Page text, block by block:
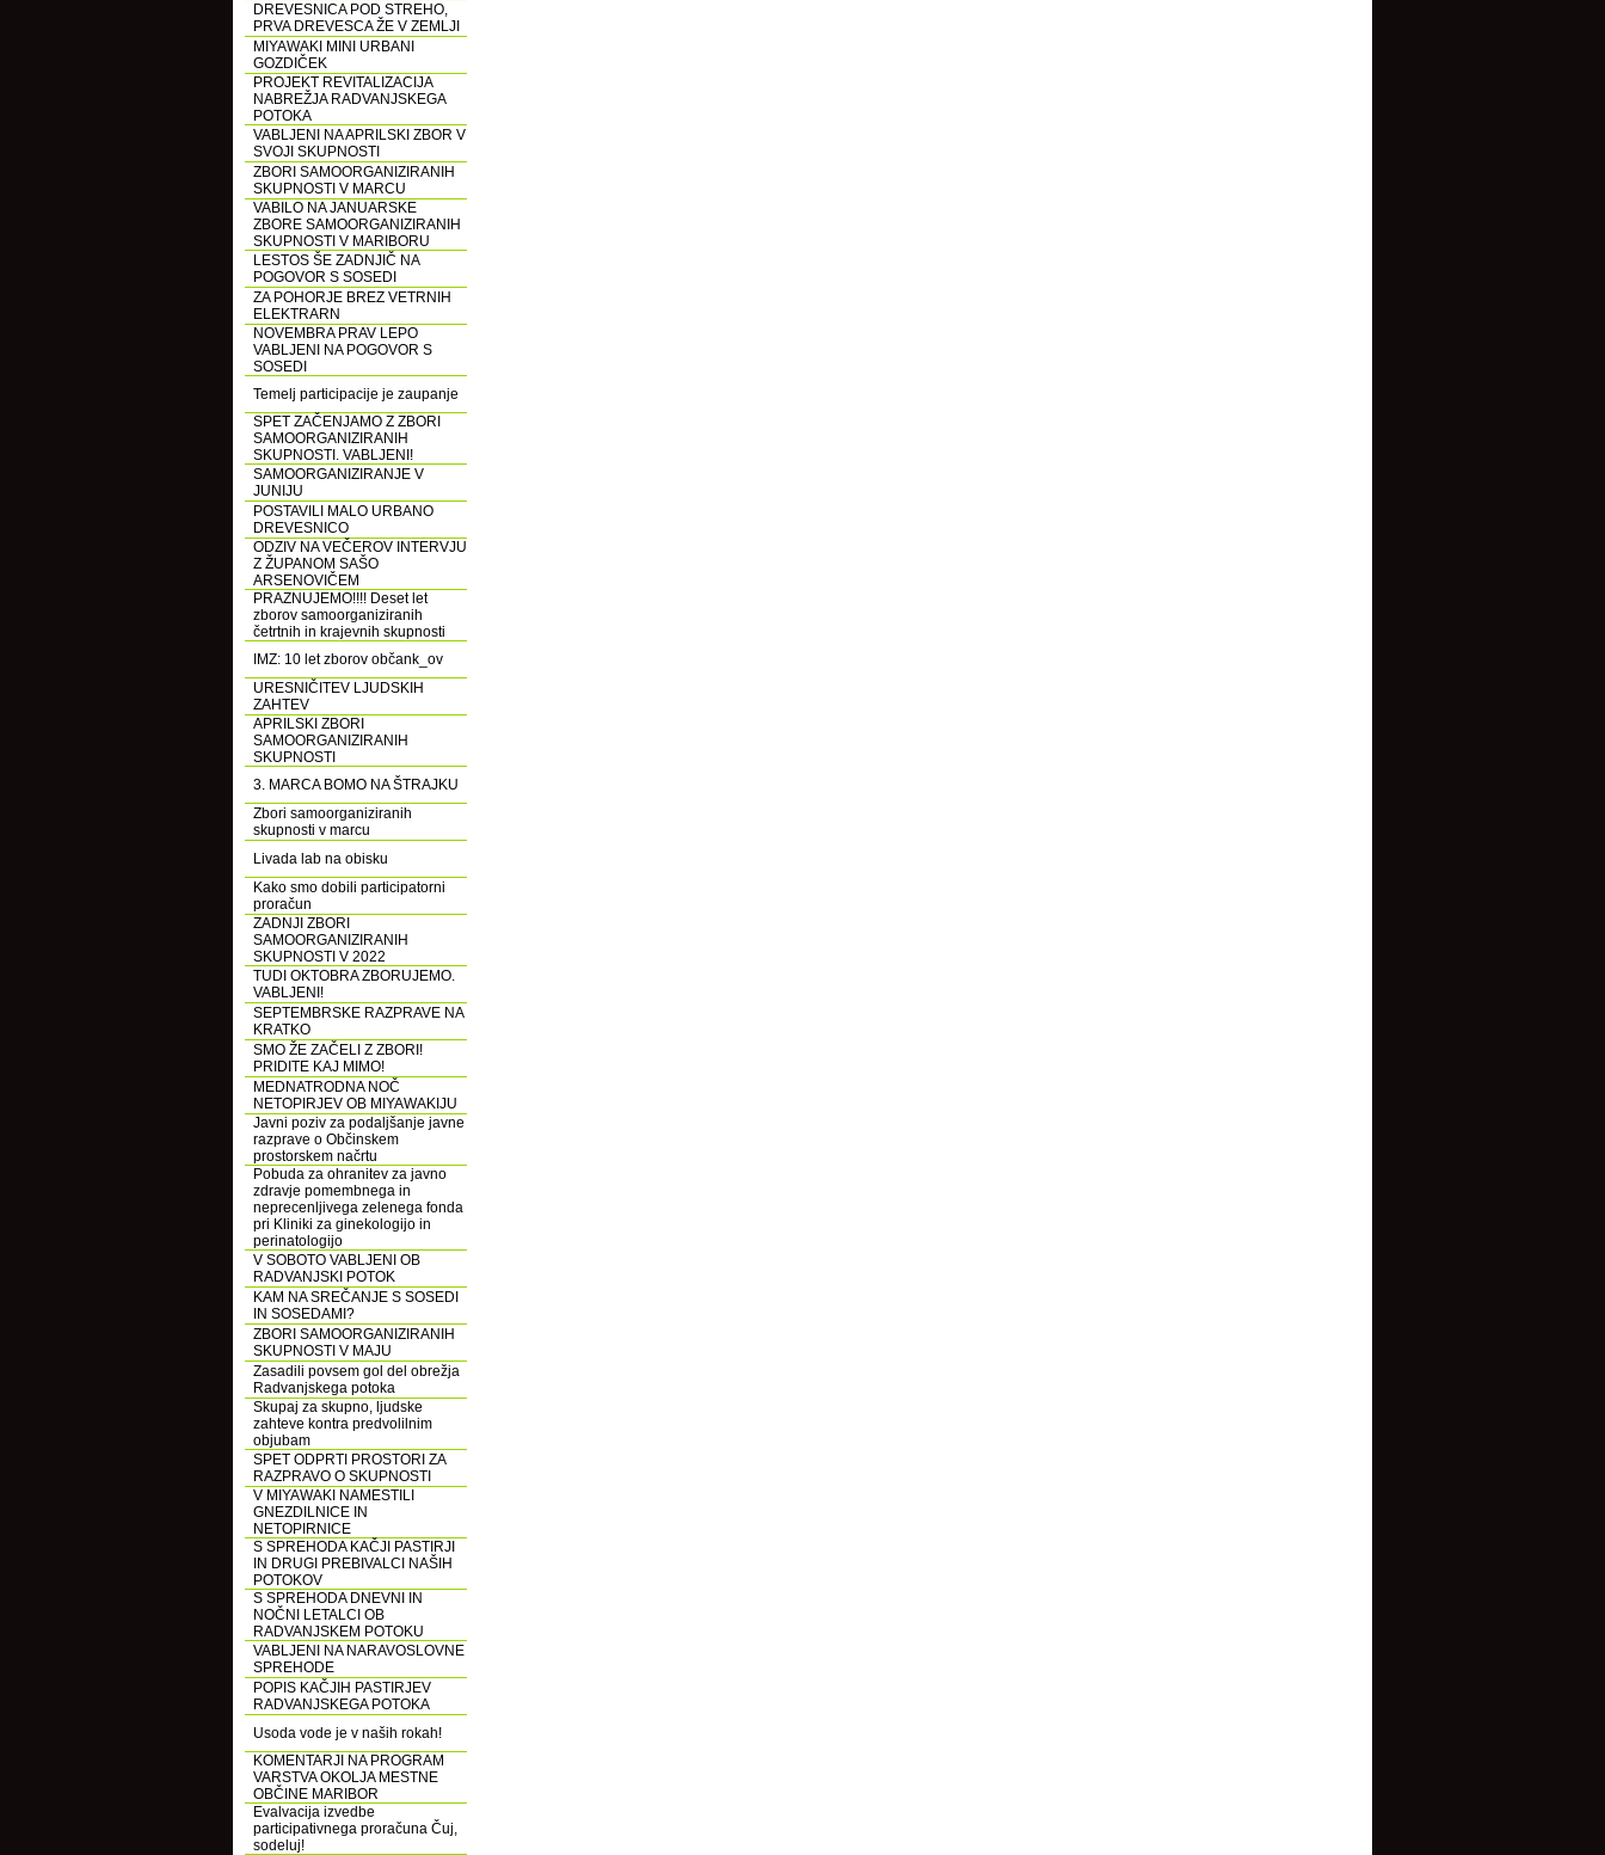
DREVESNICA POD STREHO,
PRVA DREVESCA ŽE V ZEMLJI
MIYAWAKI MINI URBANI
GOZDIČEK
PROJEKT REVITALIZACIJA
NABREŽJA RADVANJSKEGA
POTOKA
VABLJENI NA APRILSKI ZBOR V
SVOJI SKUPNOSTI
ZBORI SAMOORGANIZIRANIH
SKUPNOSTI V MARCU
VABILO NA JANUARSKE
ZBORE SAMOORGANIZIRANIH
SKUPNOSTI V MARIBORU
LESTOS ŠE ZADNJIČ NA
POGOVOR S SOSEDI
ZA POHORJE BREZ VETRNIH
ELEKTRARN
NOVEMBRA PRAV LEPO
VABLJENI NA POGOVOR S
SOSEDI
Temelj participacije je zaupanje
SPET ZAČENJAMO Z ZBORI
SAMOORGANIZIRANIH
SKUPNOSTI. VABLJENI!
SAMOORGANIZIRANJE V
JUNIJU
POSTAVILI MALO URBANO
DREVESNICO
ODZIV NA VEČEROV INTERVJU
Z ŽUPANOM SAŠO
ARSENOVIČEM
PRAZNUJEMO!!!! Deset let
zborov samoorganiziranih
četrtnih in krajevnih skupnosti
IMZ: 10 let zborov občank_ov
URESNIČITEV LJUDSKIH
ZAHTEV
APRILSKI ZBORI
SAMOORGANIZIRANIH
SKUPNOSTI
3. MARCA BOMO NA ŠTRAJKU
Zbori samoorganiziranih
skupnosti v marcu
Livada lab na obisku
Kako smo dobili participatorni
proračun
ZADNJI ZBORI
SAMOORGANIZIRANIH
SKUPNOSTI V 2022
TUDI OKTOBRA ZBORUJEMO.
VABLJENI!
SEPTEMBRSKE RAZPRAVE NA
KRATKO
SMO ŽE ZAČELI Z ZBORI!
PRIDITE KAJ MIMO!
MEDNATRODNA NOČ
NETOPIRJEV OB MIYAWAKIJU
Javni poziv za podaljšanje javne
razprave o Občinskem
prostorskem načrtu
Pobuda za ohranitev za javno
zdravje pomembnega in
neprecenljivega zelenega fonda
pri Kliniki za ginekologijo in
perinatologijo
V SOBOTO VABLJENI OB
RADVANJSKI POTOK
KAM NA SREČANJE S SOSEDI
IN SOSEDAMI?
ZBORI SAMOORGANIZIRANIH
SKUPNOSTI V MAJU
Zasadili povsem gol del obrežja
Radvanjskega potoka
Skupaj za skupno, ljudske
zahteve kontra predvolilnim
objubam
SPET ODPRTI PROSTORI ZA
RAZPRAVO O SKUPNOSTI
V MIYAWAKI NAMESTILI
GNEZDILNICE IN
NETOPIRNICE
S SPREHODA KAČJI PASTIRJI
IN DRUGI PREBIVALCI NAŠIH
POTOKOV
S SPREHODA DNEVNI IN
NOČNI LETALCI OB
RADVANJSKEM POTOKU
VABLJENI NA NARAVOSLOVNE
SPREHODE
POPIS KAČJIH PASTIRJEV
RADVANJSKEGA POTOKA
Usoda vode je v naših rokah!
KOMENTARJI NA PROGRAM
VARSTVA OKOLJA MESTNE
OBČINE MARIBOR
Evalvacija izvedbe
participativnega proračuna Čuj,
sodeluj!